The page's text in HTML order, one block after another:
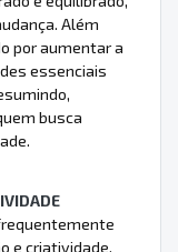
Além
por aumentar a
essenciais
busca
e criatividade.